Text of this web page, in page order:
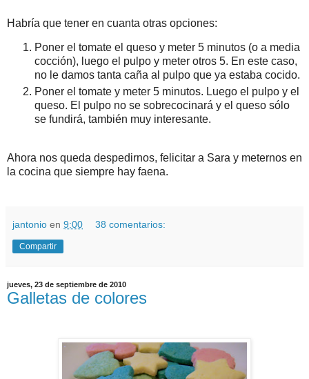
Habría que tener en cuanta otras opciones:
Poner el tomate el queso y meter 5 minutos (o a media
cocción), luego el pulpo y meter otros 5. En este caso,
no le damos tanta caña al pulpo que ya estaba cocido.
Poner el tomate y meter 5 minutos. Luego el pulpo y el
queso. El pulpo no se sobrecocinará y el queso sólo
se fundirá, también muy interesante.
Ahora nos queda despedirnos, felicitar a Sara y meternos en
la cocina que siempre hay faena.
jantonio en 9:00 38 comentarios:
Compartir
jueves, 23 de septiembre de 2010
Galletas de colores